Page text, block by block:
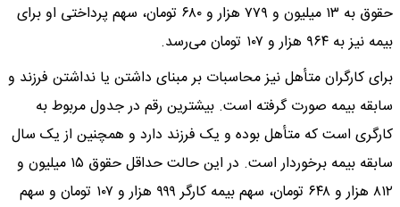
حقوق به ۱۳ میلیون و ۷۷۹ هزار و ۶۸۰ تومان، سهم پرداختی او برای
بیمه نیز به ۹۶۴ هزار و ۱۰۷ تومان می‌رسد.
برای کارگران متأهل نیز محاسبات بر مبنای داشتن یا نداشتن فرزند و
سابقه بیمه صورت گرفته است. بیشترین رقم در جدول مربوط به
کارگری است که متأهل بوده و یک فرزند دارد و همچنین از یک سال
سابقه بیمه برخوردار است. در این حالت حداقل حقوق ۱۵ میلیون و
۸۱۲ هزار و ۶۴۸ تومان، سهم بیمه کارگر ۹۹۹ هزار و ۱۰۷ تومان و سهم